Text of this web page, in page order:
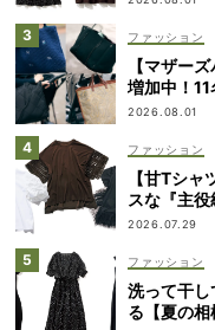
ファッション
【マザー
増加中！
2026.08.01
ファッション
【甘Tシ
スな『主
2026.07.29
ファッション
洗って干
る【夏の